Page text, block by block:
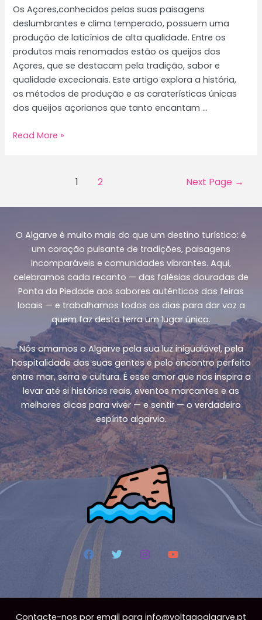
Os Açores,conhecidos pelas suas paisagens
deslumbrantes e clima temperado, possuem uma
produção de laticínios de alta qualidade. Entre os
produtos mais renomados estão os queijos dos
Açores, que se destacam pela tradição, sabor e
qualidade excecionais. Este artigo explora a história,
os métodos de produção e as caraterísticas únicas
dos queijos açorianos que tanto encantam …
Queijos
e
Sabor
Encantam
Portugal
Read More »
1 2 Next Page →
O Algarve é muito mais do que um destino turístico: é
um coração pulsante de tradições, paisagens
incomparáveis e comunidades vibrantes. Aqui,
celebramos cada recanto — das falésias douradas de
Ponta da Piedade aos sabores autênticos das feiras
locais — e trabalhamos todos os dias para dar voz a
quem faz desta terra um lugar único.
Nós amamos o Algarve pela sua luz inigualável, pela
hospitalidade das suas gentes e pelo encontro perfeito
entre mar, serra e cultura. É esse amor que nos inspira a
levar até si histórias reais, eventos marcantes e as
melhores dicas para viver — e sentir — o verdadeiro
espírito algarvio.
Contacte-nos por email para info@voltaaoalgarve.pt